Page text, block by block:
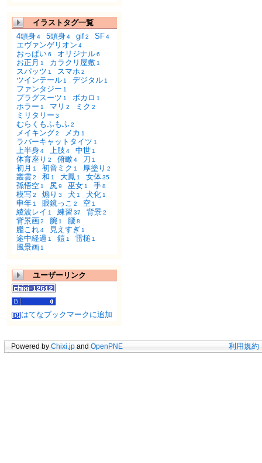
イラストタグ一覧
4頭身4 5頭身4 gif2 SF4
エヴァンゲリオン 4
おっぱい6 オリジナル6
お正月 1 カラクリ屋敷 1
スパッツ 1 スマホ 2
ツインテール 1 デジタル 1
ファンタジー 1
プラグスーツ 1 ボカロ 1
ホラー 1 マリ 2 ミク 2
ミリタリー 3
むらくもふもふ2
メイキング2 メカ 1
ラバーキャットタイツ 1
上半身4 上肢 4 中世 1
体育座り 2 俯瞰4 刀 1
初月 1 初音ミク 1 厚塗り 2
叢雲2 和 1 大鳳 1 女体35
孫悟空 1 尻9 巫女 1 手8
模写2 煽り 3 犬 1 犬化 1
申年 1 眼鏡っこ 2 空 1
綾波レイ 1 練習 37 背景2
背景画2 腕 1 腰8
艦これ4 見えすぎ 1
途中経過 1 鎧 1 雷槌 1
風景画 1
ユーザーリンク
はてなブックマークに追加
Powered by Chixi.jp and OpenPNE 利用規約